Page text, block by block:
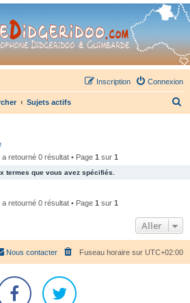
Didgeridoo - retrouvez la communauté.
Connexion
Inscription
Sujets actifs
h
e
r
retourné 0 résultat • Page 1 sur 1
termes que vous avez spécifiés.
retourné 0 résultat • Page 1 sur 1
Aller
Fuseau horaire sur UTC+02:00
Nous contacter